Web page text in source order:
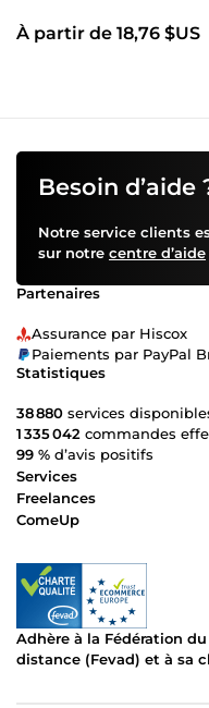
À partir de 18,76 $US
Besoin d’aide
Notre service clients
sur notre centre d’aide
Partenaires
Assurance par Hiscox
Paiements par PayPal
Statistiques
38 880 services
1 335 042 commandes
99 % d’avis positifs
Services
Freelances
ComeUp
Adhère à la Fédération
distance (Fevad) et à sa